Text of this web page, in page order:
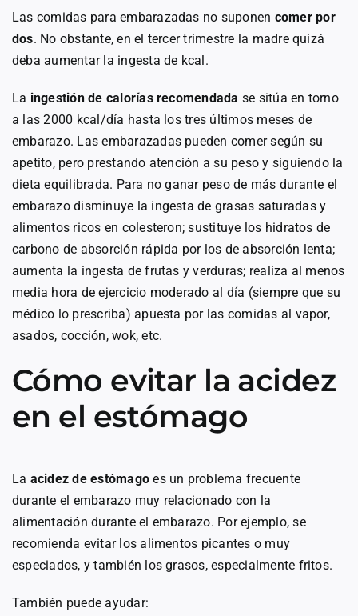
Las comidas para embarazadas no suponen comer por
dos. No obstante, en el tercer trimestre la madre quizá
deba aumentar la ingesta de kcal.
La ingestión de calorías recomendada se sitúa en torno
a las 2000 kcal/día hasta los tres últimos meses de
embarazo. Las embarazadas pueden comer según su
apetito, pero prestando atención a su peso y siguiendo la
dieta equilibrada. Para no ganar peso de más durante el
embarazo disminuye la ingesta de grasas saturadas y
alimentos ricos en colesteron; sustituye los hidratos de
carbono de absorción rápida por los de absorción lenta;
aumenta la ingesta de frutas y verduras; realiza al menos
media hora de ejercicio moderado al día (siempre que su
médico lo prescriba) apuesta por las comidas al vapor,
asados, cocción, wok, etc.
Cómo evitar la acidez
en el estómago
La acidez de estómago es un problema frecuente
durante el embarazo muy relacionado con la
alimentación durante el embarazo. Por ejemplo, se
recomienda evitar los alimentos picantes o muy
especiados, y también los grasos, especialmente fritos.
También puede ayudar: